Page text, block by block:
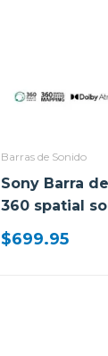
Barras de Sonido
Sony Barra
360 spatial
dolby atmos
$699.95